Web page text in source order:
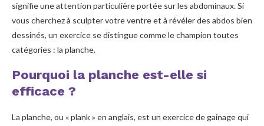
signifie une attention particulière portée sur les abdominaux. Si
vous cherchez à sculpter votre ventre et à révéler des abdos bien
dessinés, un exercice se distingue comme le champion toutes
catégories : la planche.
Pourquoi la planche est-elle si
efficace ?
La planche, ou « plank » en anglais, est un exercice de gainage qui